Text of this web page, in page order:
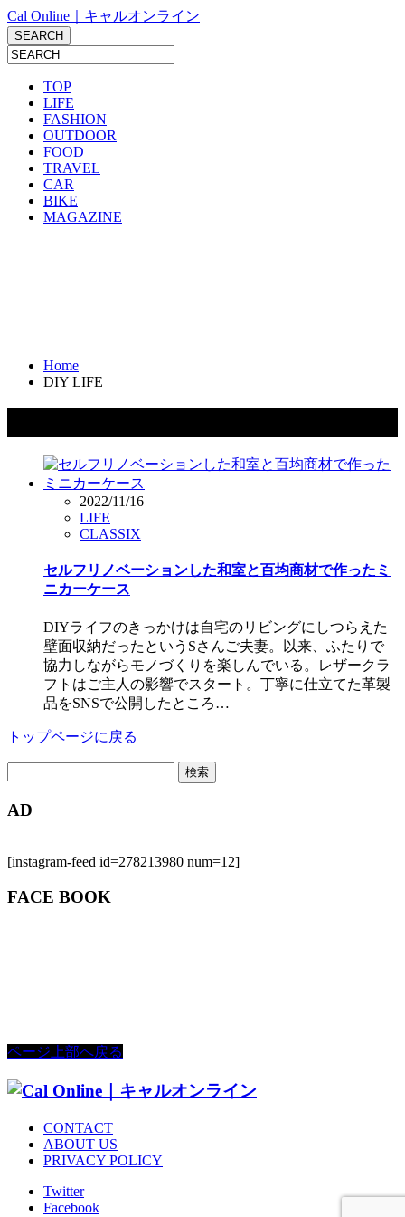
Cal Online｜キャルオンライン
TOP
LIFE
FASHION
OUTDOOR
FOOD
TRAVEL
CAR
BIKE
MAGAZINE
Home
DIY LIFE
2022/11/16
LIFE
CLASSIX
セルフリノベーションした和室と百均商材で作ったミ
ニカーケース
DIYライフのきっかけは自宅のリビングにしつらえた
壁面収納だったというSさんご夫妻。以来、ふたりで
協力しながらモノづくりを楽しんでいる。レザークラ
フトはご主人の影響でスタート。丁寧に仕立てた革製
品をSNSで公開したところ…
トップページに戻る
AD
[instagram-feed id=278213980 num=12]
FACE BOOK
ページ上部へ戻る
CONTACT
ABOUT US
PRIVACY POLICY
Twitter
Facebook